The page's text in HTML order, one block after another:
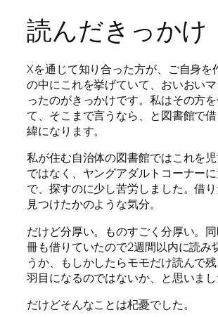
読んだきっかけ
Xを通じて知り合った方が、ご自身を
の中にこれを挙げていて、おいおい
ったのがきっかけです。私はその方
て、そこまで言うなら、と図書館で
緯になります。
私が住む自治体の図書館ではこれを
ではなく、ヤングアダルトコーナー
で、探すのに少し苦労しました。借
見つけたかのような気分。
だけど分厚い。ものすごく分厚い。
冊も借りていたので2週間以内に読み
うか、もしかしたらモモだけ読んで
羽目になるのではないか、と思いまし
だけどそんなことは杞憂でした。